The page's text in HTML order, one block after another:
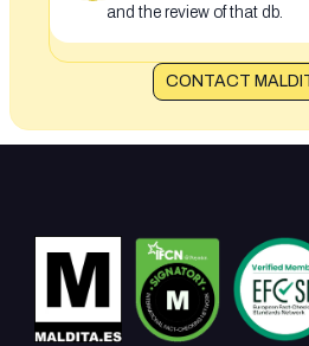
and the review of that db.
CONTACT